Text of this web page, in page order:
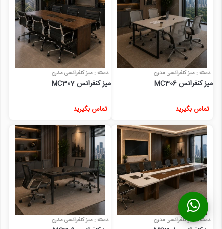
دسته : میز کنفرانسی مدرن
میز کنفرانس MC306
تماس بگیرید
دسته : میز کنفرانسی مدرن
میز کنفرانس MC307
تماس بگیرید
دسته : میز کنفرانسی مدرن دسته : میز کنفرانسی مدرن